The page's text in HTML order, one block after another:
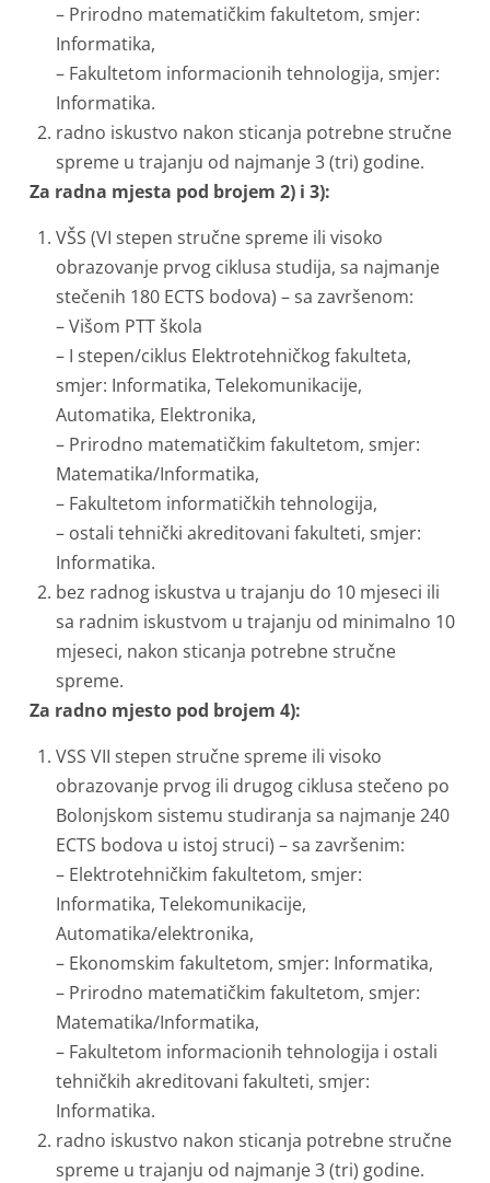
– Prirodno matematičkim fakultetom, smjer:
Informatika,
– Fakultetom informacionih tehnologija, smjer:
Informatika.
radno iskustvo nakon sticanja potrebne stručne
spreme u trajanju od najmanje 3 (tri) godine.
Za radna mjesta pod brojem 2) i 3):
VŠS (VI stepen stručne spreme ili visoko
obrazovanje prvog ciklusa studija, sa najmanje
stečenih 180 ECTS bodova) – sa završenom:
– Višom PTT škola
– I stepen/ciklus Elektrotehničkog fakulteta,
smjer: Informatika, Telekomunikacije,
Automatika, Elektronika,
– Prirodno matematičkim fakultetom, smjer:
Matematika/Informatika,
– Fakultetom informatičkih tehnologija,
– ostali tehnički akreditovani fakulteti, smjer:
Informatika.
bez radnog iskustva u trajanju do 10 mjeseci ili
sa radnim iskustvom u trajanju od minimalno 10
mjeseci, nakon sticanja potrebne stručne
spreme.
Za radno mjesto pod brojem 4):
VSS VII stepen stručne spreme ili visoko
obrazovanje prvog ili drugog ciklusa stečeno po
Bolonjskom sistemu studiranja sa najmanje 240
ECTS bodova u istoj struci) – sa završenim:
– Elektrotehničkim fakultetom, smjer:
Informatika, Telekomunikacije,
Automatika/elektronika,
– Ekonomskim fakultetom, smjer: Informatika,
– Prirodno matematičkim fakultetom, smjer:
Matematika/Informatika,
– Fakultetom informacionih tehnologija i ostali
tehničkih akreditovani fakulteti, smjer:
Informatika.
radno iskustvo nakon sticanja potrebne stručne
spreme u trajanju od najmanje 3 (tri) godine.